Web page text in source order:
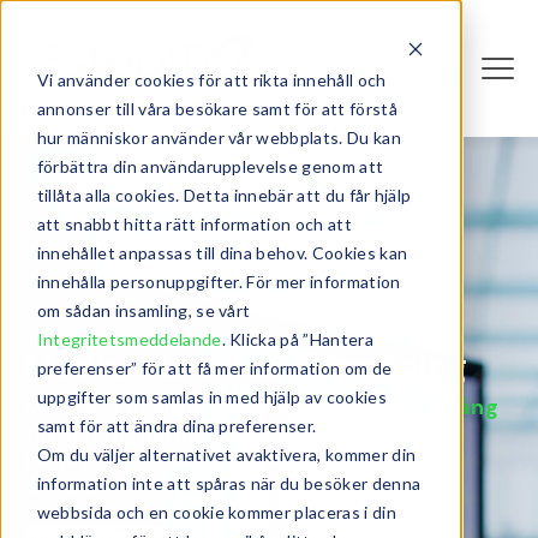
Vi använder cookies för att rikta innehåll och
annonser till våra besökare samt för att förstå
hur människor använder vår webbplats. Du kan
förbättra din användarupplevelse genom att
tillåta alla cookies. Detta innebär att du får hjälp
att snabbt hitta rätt information och att
innehållet anpassas till dina behov. Cookies kan
innehålla personuppgifter. För mer information
om sådan insamling, se vårt
Integritetsmeddelande. Klicka på ”Hantera
preferenser” för att få mer information om de
uppgifter som samlas in med hjälp av cookies
samt för att ändra dina preferenser.
Om du väljer alternativet avaktivera, kommer din
information inte att spåras när du besöker denna
webbsida och en cookie kommer placeras i din
Medicin­teknisk utrustning
Med våra finansieringslösningar får ni
tillgång
till den utrustning som din verksamhet
behöveroch betalar i takt med att den
används.